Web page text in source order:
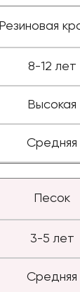
Резиновая
8-12 лет
Высокая
Средняя
Песок
3-5 лет
Средняя